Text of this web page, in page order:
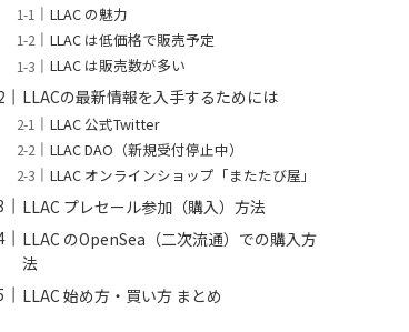
LLAC の魅力
LLAC は低価格で販売予定
LLAC は販売数が多い
LLACの最新情報を入手するためには
LLAC 公式Twitter
LLAC DAO（新規受付停止中）
LLAC オンラインショップ「またたび屋」
LLAC プレセール参加（購入）方法
LLAC のOpenSea（二次流通）での購入方
法
LLAC 始め方・買い方 まとめ